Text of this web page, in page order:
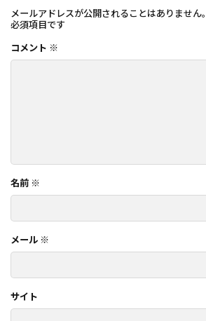
メールアドレスが公開されることはありません。
必須項目です
コメント ※
名前 ※
メール ※
サイト